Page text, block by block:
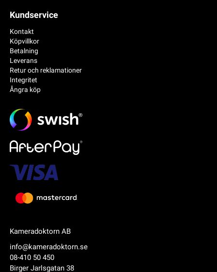
Kameradoktorn AB
info@kameradoktorn.se
08-410 50 450
Birger Jarlsgatan 38
Kundservice
Kontakt
Köpvillkor
Betalning
Leverans
Retur och reklamationer
Integritet
Ångra köp